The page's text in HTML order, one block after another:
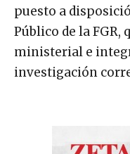
puesto a
Público de la
ministerial e
investigación